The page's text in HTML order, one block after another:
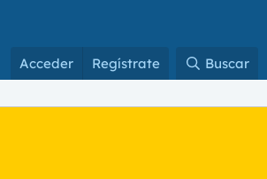
Acceder Regístrate Buscar